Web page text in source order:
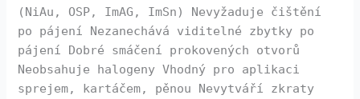
(NiAu, OSP, ImAG, ImSn) Nevyžaduje čištění
po pájení Nezanechává viditelné zbytky po
pájení Dobré smáčení prokovených otvorů
Neobsahuje halogeny Vhodný pro aplikaci
sprejem, kartáčem, pěnou Nevytváří zkraty